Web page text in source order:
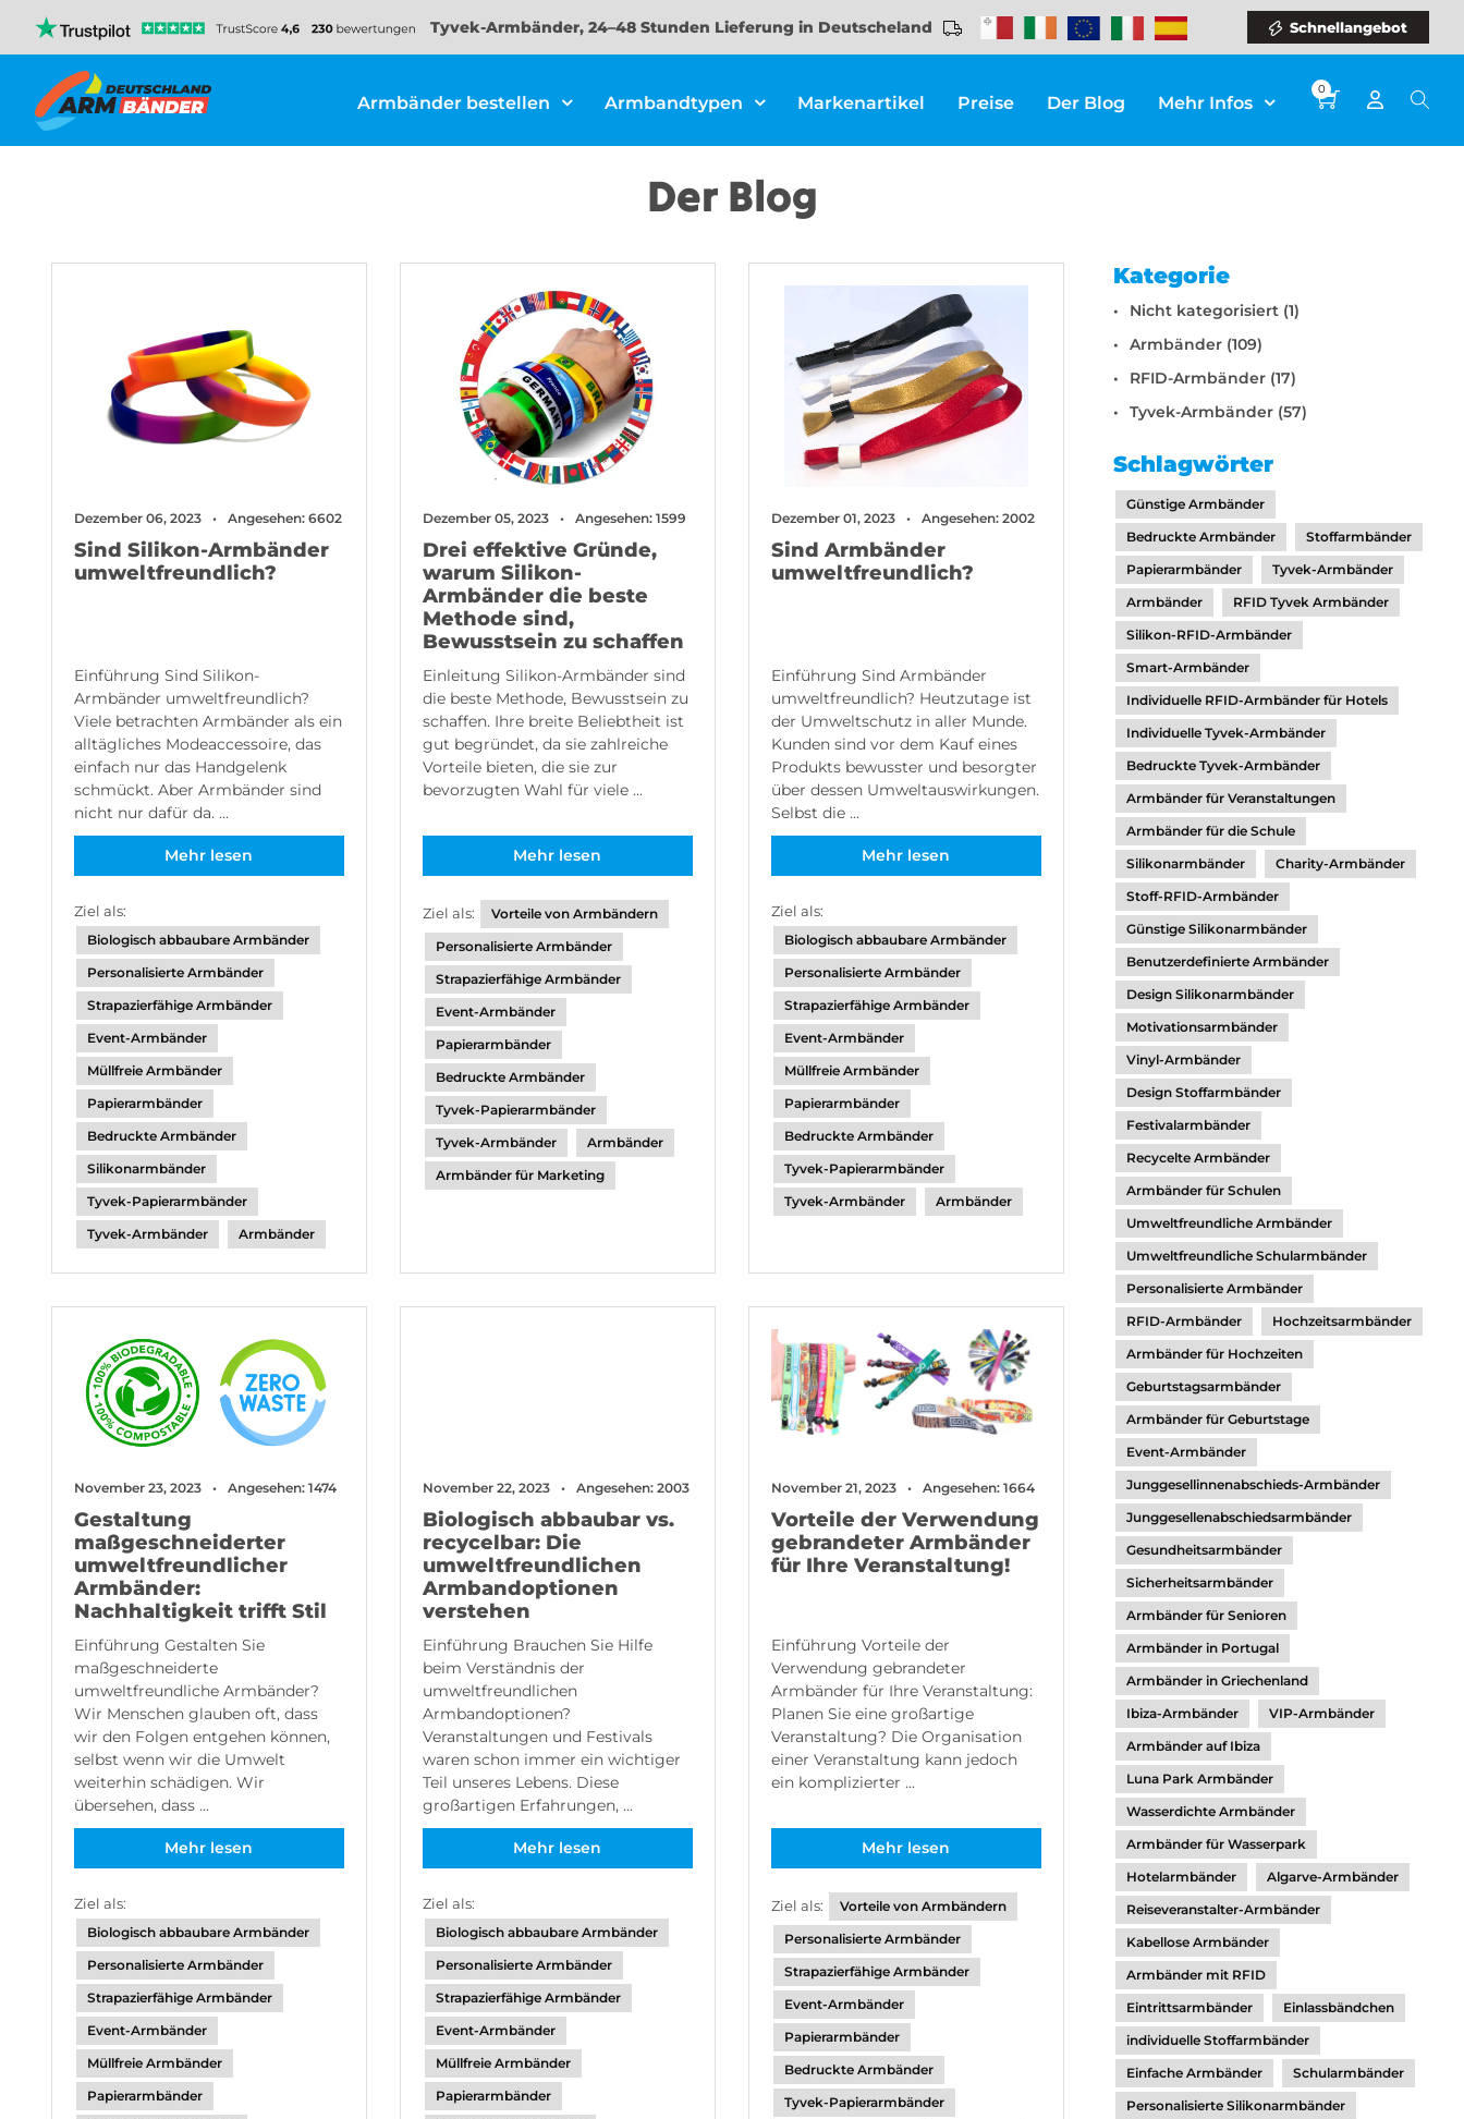
Tyvek-Armbänder, 24–48 Stunden Lieferung in Deutscheland Schnellangebot
Armbänder bestellen Armbandtypen Markenartikel Preise Der Blog Mehr Infos
0
Der Blog
Dezember 06, 2023 Angesehen: 6602
Sind Silikon-Armbänder
umweltfreundlich?
Einführung Sind Silikon-
Armbänder umweltfreundlich?
Viele betrachten Armbänder als ein
alltägliches Modeaccessoire, das
einfach nur das Handgelenk
schmückt. Aber Armbänder sind
nicht nur dafür da. ...
Mehr lesen
Ziel als:
Biologisch abbaubare Armbänder
Personalisierte Armbänder
Strapazierfähige Armbänder
Event-Armbänder
Müllfreie Armbänder
Papierarmbänder
Bedruckte Armbänder
Silikonarmbänder
Tyvek-Papierarmbänder
Tyvek-Armbänder
Armbänder
Dezember 05, 2023 Angesehen: 1599
Drei effektive Gründe,
warum Silikon-
Armbänder die beste
Methode sind,
Bewusstsein zu schaffen
Einleitung Silikon-Armbänder sind
die beste Methode, Bewusstsein zu
schaffen. Ihre breite Beliebtheit ist
gut begründet, da sie zahlreiche
Vorteile bieten, die sie zur
bevorzugten Wahl für viele ...
Mehr lesen
Ziel als:
Vorteile von Armbändern
Personalisierte Armbänder
Strapazierfähige Armbänder
Event-Armbänder
Papierarmbänder
Bedruckte Armbänder
Tyvek-Papierarmbänder
Tyvek-Armbänder
Armbänder
Armbänder für Marketing
Dezember 01, 2023 Angesehen: 2002
Sind Armbänder
umweltfreundlich?
Einführung Sind Armbänder
umweltfreundlich? Heutzutage ist
der Umweltschutz in aller Munde.
Kunden sind vor dem Kauf eines
Produkts bewusster und besorgter
über dessen Umweltauswirkungen.
Selbst die ...
Mehr lesen
Ziel als:
Biologisch abbaubare Armbänder
Personalisierte Armbänder
Strapazierfähige Armbänder
Event-Armbänder
Müllfreie Armbänder
Papierarmbänder
Bedruckte Armbänder
Tyvek-Papierarmbänder
Tyvek-Armbänder
Armbänder
November 23, 2023 Angesehen: 1474
Gestaltung
maßgeschneiderter
umweltfreundlicher
Armbänder:
Nachhaltigkeit trifft Stil
Einführung Gestalten Sie
maßgeschneiderte
umweltfreundliche Armbänder?
Wir Menschen glauben oft, dass
wir den Folgen entgehen können,
selbst wenn wir die Umwelt
weiterhin schädigen. Wir
übersehen, dass ...
Mehr lesen
Ziel als:
Biologisch abbaubare Armbänder
Personalisierte Armbänder
Strapazierfähige Armbänder
Event-Armbänder
Müllfreie Armbänder
Papierarmbänder
November 22, 2023 Angesehen: 2003
Biologisch abbaubar vs.
recycelbar: Die
umweltfreundlichen
Armbandoptionen
verstehen
Einführung Brauchen Sie Hilfe
beim Verständnis der
umweltfreundlichen
Armbandoptionen?
Veranstaltungen und Festivals
waren schon immer ein wichtiger
Teil unseres Lebens. Diese
großartigen Erfahrungen, ...
Mehr lesen
Ziel als:
Biologisch abbaubare Armbänder
Personalisierte Armbänder
Strapazierfähige Armbänder
Event-Armbänder
Müllfreie Armbänder
Papierarmbänder
November 21, 2023 Angesehen: 1664
Vorteile der Verwendung
gebrandeter Armbänder
für Ihre Veranstaltung!
Einführung Vorteile der
Verwendung gebrandeter
Armbänder für Ihre Veranstaltung:
Planen Sie eine großartige
Veranstaltung? Die Organisation
einer Veranstaltung kann jedoch
ein komplizierter ...
Mehr lesen
Ziel als:
Vorteile von Armbändern
Personalisierte Armbänder
Strapazierfähige Armbänder
Event-Armbänder
Papierarmbänder
Bedruckte Armbänder
Tyvek-Papierarmbänder
Kategorie
Nicht kategorisiert (1)
Armbänder (109)
RFID-Armbänder (17)
Tyvek-Armbänder (57)
Schlagwörter
Günstige Armbänder
Bedruckte Armbänder
Stoffarmbänder
Papierarmbänder
Tyvek-Armbänder
Armbänder
RFID Tyvek Armbänder
Silikon-RFID-Armbänder
Smart-Armbänder
Individuelle RFID-Armbänder für Hotels
Individuelle Tyvek-Armbänder
Bedruckte Tyvek-Armbänder
Armbänder für Veranstaltungen
Armbänder für die Schule
Silikonarmbänder
Charity-Armbänder
Stoff-RFID-Armbänder
Günstige Silikonarmbänder
Benutzerdefinierte Armbänder
Design Silikonarmbänder
Motivationsarmbänder
Vinyl-Armbänder
Design Stoffarmbänder
Festivalarmbänder
Recycelte Armbänder
Armbänder für Schulen
Umweltfreundliche Armbänder
Umweltfreundliche Schularmbänder
Personalisierte Armbänder
RFID-Armbänder
Hochzeitsarmbänder
Armbänder für Hochzeiten
Geburtstagsarmbänder
Armbänder für Geburtstage
Event-Armbänder
Junggesellinnenabschieds-Armbänder
Junggesellenabschiedsarmbänder
Gesundheitsarmbänder
Sicherheitsarmbänder
Armbänder für Senioren
Armbänder in Portugal
Armbänder in Griechenland
Ibiza-Armbänder
VIP-Armbänder
Armbänder auf Ibiza
Luna Park Armbänder
Wasserdichte Armbänder
Armbänder für Wasserpark
Hotelarmbänder
Algarve-Armbänder
Reiseveranstalter-Armbänder
Kabellose Armbänder
Armbänder mit RFID
Eintrittsarmbänder
Einlassbändchen
individuelle Stoffarmbänder
Einfache Armbänder
Schularmbänder
Personalisierte Silikonarmbänder